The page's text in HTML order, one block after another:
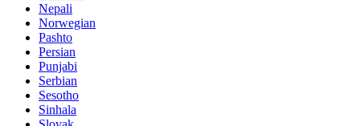
Nepali
Norwegian
Pashto
Persian
Punjabi
Serbian
Sesotho
Sinhala